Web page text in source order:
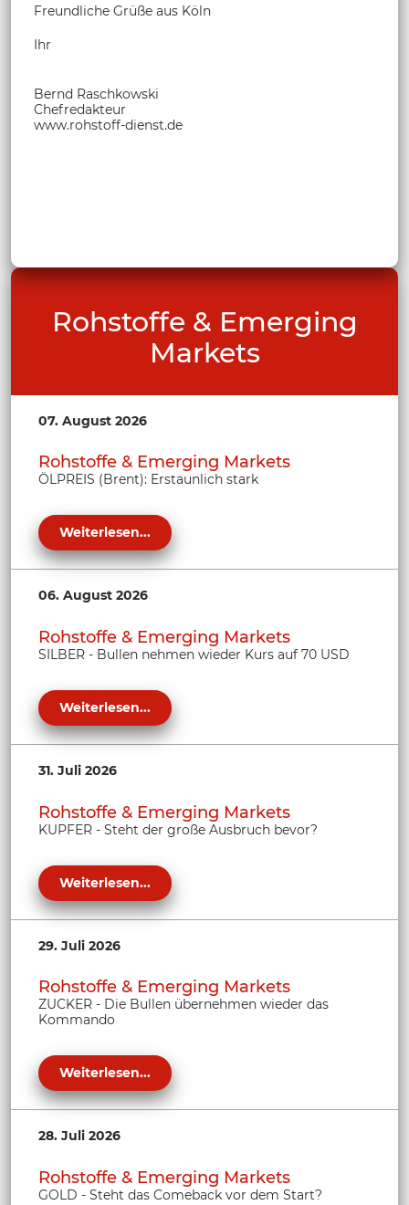
Freundliche Grüße aus Köln
Ihr
Bernd Raschkowski
Chefredakteur
www.rohstoff-dienst.de
Rohstoffe & Emerging
Markets
07. August 2026
Rohstoffe & Emerging Markets
ÖLPREIS (Brent): Erstaunlich stark
Weiterlesen...
06. August 2026
Rohstoffe & Emerging Markets
SILBER - Bullen nehmen wieder Kurs auf 70 USD
Weiterlesen...
31. Juli 2026
Rohstoffe & Emerging Markets
KUPFER - Steht der große Ausbruch bevor?
Weiterlesen...
29. Juli 2026
Rohstoffe & Emerging Markets
ZUCKER - Die Bullen übernehmen wieder das
Kommando
Weiterlesen...
28. Juli 2026
Rohstoffe & Emerging Markets
GOLD - Steht das Comeback vor dem Start?